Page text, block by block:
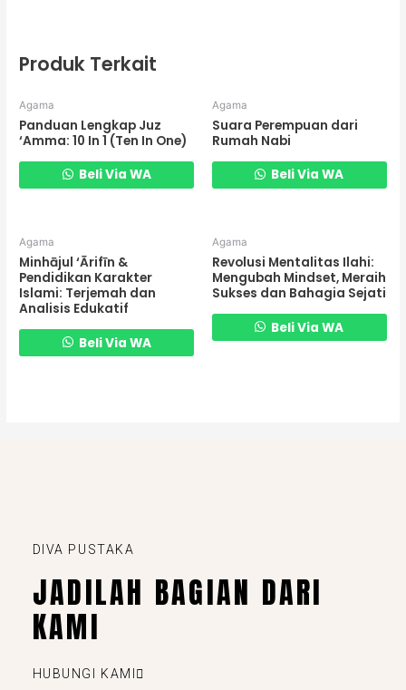
Produk Terkait
Agama
Panduan Lengkap Juz
‘Amma: 10 In 1 (Ten In One)
Beli Via WA
Agama
Suara Perempuan dari
Rumah Nabi
Beli Via WA
Agama
Minhājul ‘Ārifīn &
Pendidikan Karakter
Islami: Terjemah dan
Analisis Edukatif
Beli Via WA
Agama
Revolusi Mentalitas Ilahi:
Mengubah Mindset, Meraih
Sukses dan Bahagia Sejati
Beli Via WA
DIVA PUSTAKA
JADILAH BAGIAN DARI
KAMI
HUBUNGI KAMI